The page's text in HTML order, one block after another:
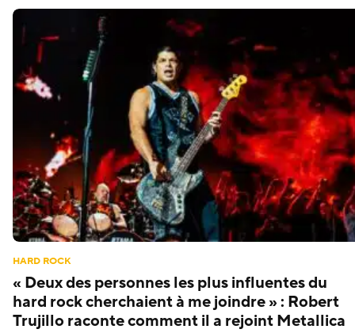
HARD ROCK
« Deux des personnes les plus influentes du
hard rock cherchaient à me joindre » : Robert
Trujillo raconte comment il a rejoint Metallica